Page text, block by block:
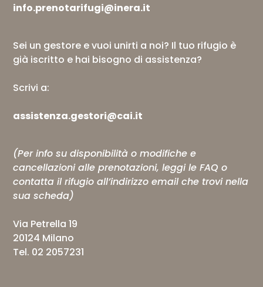
info.prenotarifugi@inera.it
Sei un gestore e vuoi unirti a noi? Il tuo rifugio è
già iscritto e hai bisogno di assistenza?
Scrivi a:
assistenza.gestori@cai.it
(Per info su disponibilità o modifiche e
cancellazioni alle prenotazioni, leggi leFAQ o
contatta il rifugio all’indirizzo email che trovi nella
sua scheda)
Via Petrella 19
20124 Milano
Tel. 02 2057231